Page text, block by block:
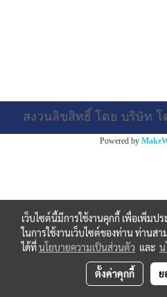
สงวนลิขสิทธิ์ โดย บริษัท โ
Powered by
เว็บไซต์นี้มีการใช้งานคุกกี้ เพื่อเพิ่ม
ในการใช้งานเว็บไซต์ของท่าน ท่านส
ได้ที่นโยบายความเป็นส่วนตัว และ น
ตั้งค่าคุกกี้ ย